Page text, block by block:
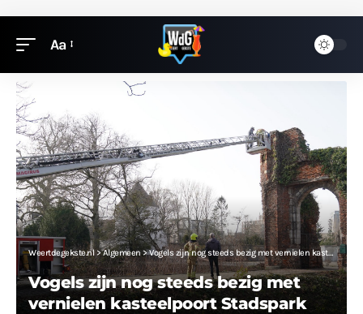
Aa
Weertdegekste.nl>Algemeen>Vogels zijn nog steeds bezig met vernielen kasteelpoort Stadspark
Vogels zijn nog steeds bezig met
vernielen kasteelpoort Stadspark